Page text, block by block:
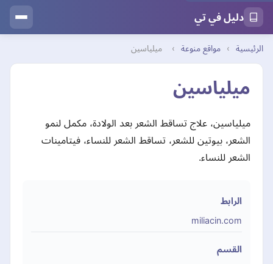
دليل في تي
الرئيسية › مواقع منوعة › ميلياسين
ميلياسين
ميلياسين، علاج تساقط الشعر بعد الولادة، مكمل لنمو
الشعر، بيوتين للشعر، تساقط الشعر للنساء، فيتامينات
الشعر للنساء.
الرابط
miliacin.com
القسم